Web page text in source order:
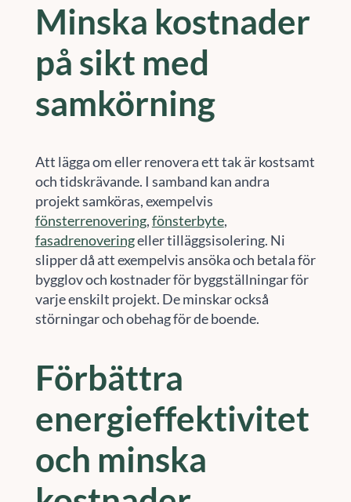
Minska kostnader
på sikt med
samkörning
Att lägga om eller renovera ett tak är kostsamt
och tidskrävande. I samband kan andra
projekt samköras, exempelvis
fönsterrenovering,fönsterbyte,
fasadrenoveringeller tilläggsisolering. Ni
slipper då att exempelvis ansöka och betala för
bygglov och kostnader för byggställningar för
varje enskilt projekt. De minskar också
störningar och obehag för de boende.
Förbättra
energieffektivitet
och minska